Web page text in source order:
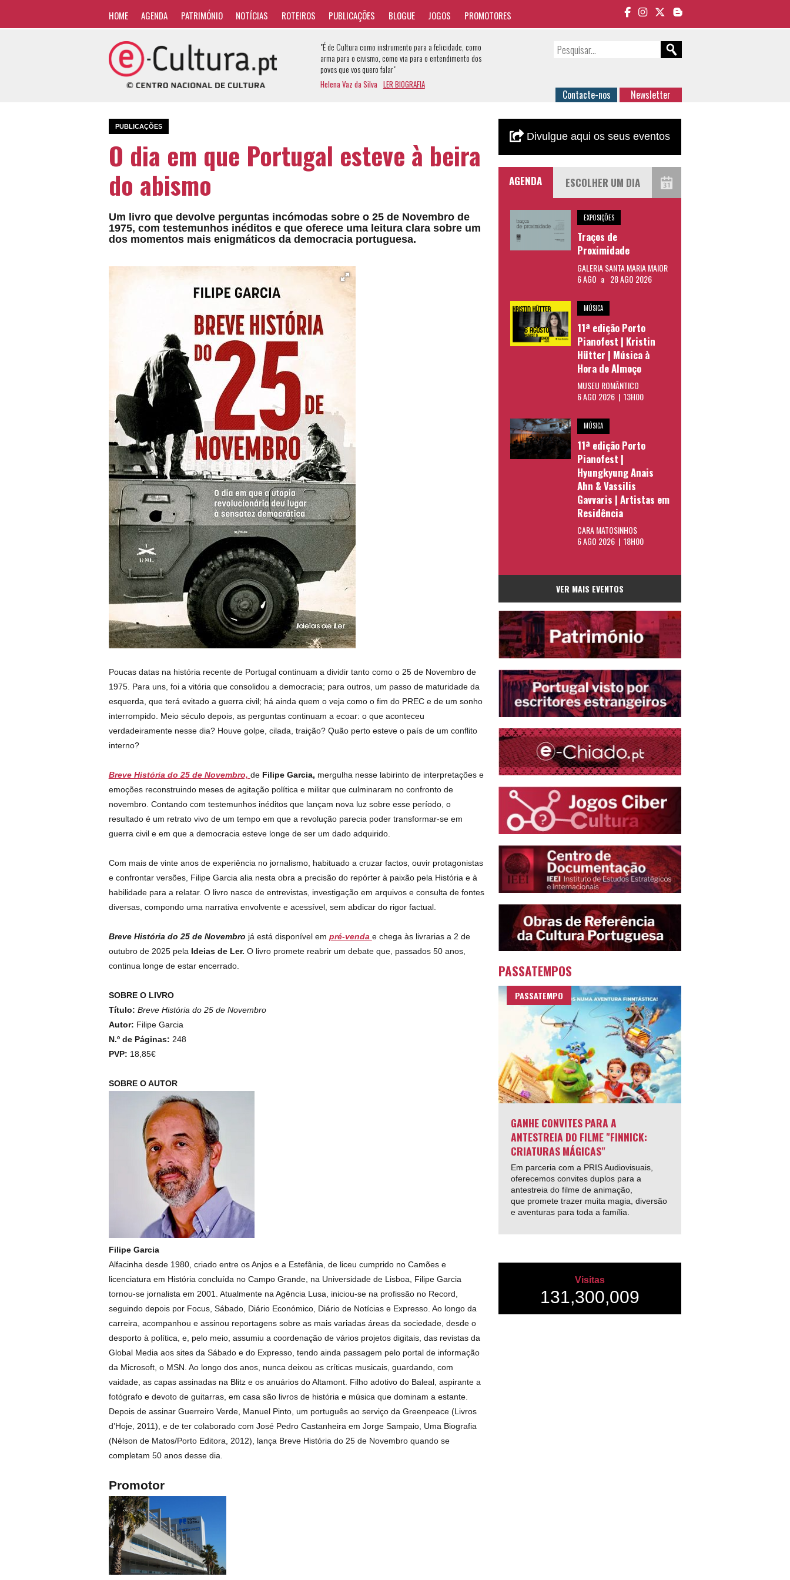
HOME AGENDA PATRIMÓNIO NOTÍCIAS ROTEIROS PUBLICAÇÕES BLOGUE JOGOS PROMOTORES
"É de Cultura como instrumento para a felicidade, como
arma para o civismo, como via para o entendimento dos
povos que vos quero falar"
Helena Vaz da Silva LER BIOGRAFIA
Contacte-nos Newsletter
PUBLICAÇÕES
O dia em que Portugal esteve à beira
do abismo
Um livro que devolve perguntas incómodas sobre o 25 de Novembro de
1975, com testemunhos inéditos e que oferece uma leitura clara sobre um
dos momentos mais enigmáticos da democracia portuguesa.
Poucas datas na história recente de Portugal continuam a dividir tanto como o 25 de Novembro de
1975. Para uns, foi a vitória que consolidou a democracia; para outros, um passo de maturidade da
esquerda, que terá evitado a guerra civil; há ainda quem o veja como o fim do PREC e de um sonho
interrompido. Meio século depois, as perguntas continuam a ecoar: o que aconteceu
verdadeiramente nesse dia? Houve golpe, cilada, traição? Quão perto esteve o país de um conflito
interno?
Breve História do 25 de Novembro, de Filipe Garcia, mergulha nesse labirinto de interpretações e
emoções reconstruindo meses de agitação política e militar que culminaram no confronto de
novembro. Contando com testemunhos inéditos que lançam nova luz sobre esse período, o
resultado é um retrato vivo de um tempo em que a revolução parecia poder transformar-se em
guerra civil e em que a democracia esteve longe de ser um dado adquirido.
Com mais de vinte anos de experiência no jornalismo, habituado a cruzar factos, ouvir protagonistas
e confrontar versões, Filipe Garcia alia nesta obra a precisão do repórter à paixão pela História e à
habilidade para a relatar. O livro nasce de entrevistas, investigação em arquivos e consulta de fontes
diversas, compondo uma narrativa envolvente e acessível, sem abdicar do rigor factual.
Breve História do 25 de Novembro já está disponível em pré-venda e chega às livrarias a 2 de
outubro de 2025 pela Ideias de Ler. O livro promete reabrir um debate que, passados 50 anos,
continua longe de estar encerrado.
SOBRE O LIVRO
Título: Breve História do 25 de Novembro
Autor: Filipe Garcia
N.º de Páginas: 248
PVP: 18,85€
SOBRE O AUTOR
Filipe Garcia
Alfacinha desde 1980, criado entre os Anjos e a Estefânia, de liceu cumprido no Camões e
licenciatura em História concluída no Campo Grande, na Universidade de Lisboa, Filipe Garcia
tornou-se jornalista em 2001. Atualmente na Agência Lusa, iniciou-se na profissão no Record,
seguindo depois por Focus, Sábado, Diário Económico, Diário de Notícias e Expresso. Ao longo da
carreira, acompanhou e assinou reportagens sobre as mais variadas áreas da sociedade, desde o
desporto à política, e, pelo meio, assumiu a coordenação de vários projetos digitais, das revistas da
Global Media aos sites da Sábado e do Expresso, tendo ainda passagem pelo portal de informação
da Microsoft, o MSN. Ao longo dos anos, nunca deixou as críticas musicais, guardando, com
vaidade, as capas assinadas na Blitz e os anuários do Altamont. Filho adotivo do Baleal, aspirante a
fotógrafo e devoto de guitarras, em casa são livros de história e música que dominam a estante.
Depois de assinar Guerreiro Verde, Manuel Pinto, um português ao serviço da Greenpeace (Livros
d’Hoje, 2011), e de ter colaborado com José Pedro Castanheira em Jorge Sampaio, Uma Biografia
(Nélson de Matos/Porto Editora, 2012), lança Breve História do 25 de Novembro quando se
completam 50 anos desse dia.
Promotor
Divulgue aqui os seus eventos
AGENDA
EXPOSIÇÕES
Traços de
Proximidade
GALERIA SANTA MARIA MAIOR
6 AGO a 28 AGO 2026
MÚSICA
11ª edição Porto
Pianofest | Kristin
Hütter | Música à
Hora de Almoço
MUSEU ROMÂNTICO
6 AGO 2026 | 13H00
MÚSICA
11ª edição Porto
Pianofest |
Hyungkyung Anais
Ahn & Vassilis
Gavvaris | Artistas em
Residência
CARA MATOSINHOS
6 AGO 2026 | 18H00
VER MAIS EVENTOS
PASSATEMPOS
PASSATEMPO
GANHE CONVITES PARA A
ANTESTREIA DO FILME "FINNICK:
CRIATURAS MÁGICAS"
Em parceria com a PRIS Audiovisuais,
oferecemos convites duplos para a
antestreia do filme de animação,
que promete trazer muita magia, diversão
e aventuras para toda a família.
Visitas
131,300,009